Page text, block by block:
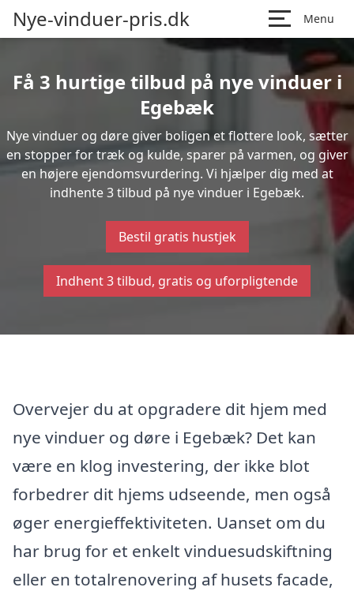
Nye-vinduer-pris.dk Menu
Få 3 hurtige tilbud på nye vinduer i
Egebæk
Nye vinduer og døre giver boligen et flottere look, sætter
en stopper for træk og kulde, sparer på varmen, og giver
en højere ejendomsvurdering. Vi hjælper dig med at
indhente 3 tilbud på nye vinduer i Egebæk.
Bestil gratis hustjek
Indhent 3 tilbud, gratis og uforpligtende
Overvejer du at opgradere dit hjem med
nye vinduer og døre i Egebæk? Det kan
være en klog investering, der ikke blot
forbedrer dit hjems udseende, men også
øger energieffektiviteten. Uanset om du
har brug for et enkelt vinduesudskiftning
eller en totalrenovering af husets facade,